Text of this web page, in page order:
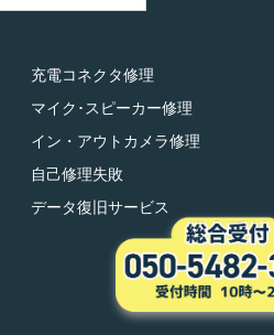
充電コネクタ修理
マイク･スピーカー修理
イン・アウトカメラ修理
自己修理失敗
データ復旧サービス